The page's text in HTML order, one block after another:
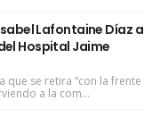
Lafontaine Díaz a
Hospital Jaime
que se retira “con la frente
a la com...